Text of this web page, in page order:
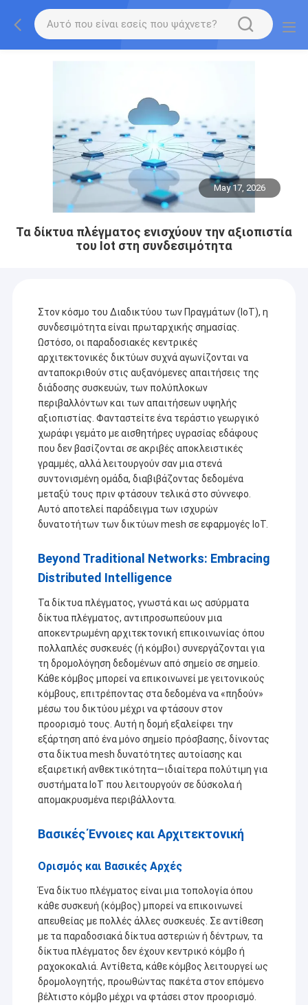
May 17, 2026
Τα δίκτυα πλέγματος ενισχύουν την αξιοπιστία
του Iot στη συνδεσιμότητα
Στον κόσμο του Διαδικτύου των Πραγμάτων (IoT), η
συνδεσιμότητα είναι πρωταρχικής σημασίας.
Ωστόσο, οι παραδοσιακές κεντρικές
αρχιτεκτονικές δικτύων συχνά αγωνίζονται να
ανταποκριθούν στις αυξανόμενες απαιτήσεις της
διάδοσης συσκευών, των πολύπλοκων
περιβαλλόντων και των απαιτήσεων υψηλής
αξιοπιστίας. Φανταστείτε ένα τεράστιο γεωργικό
χωράφι γεμάτο με αισθητήρες υγρασίας εδάφους
που δεν βασίζονται σε ακριβές αποκλειστικές
γραμμές, αλλά λειτουργούν σαν μια στενά
συντονισμένη ομάδα, διαβιβάζοντας δεδομένα
μεταξύ τους πριν φτάσουν τελικά στο σύννεφο.
Αυτό αποτελεί παράδειγμα των ισχυρών
δυνατοτήτων των δικτύων mesh σε εφαρμογές IoT.
Beyond Traditional Networks: Embracing
Distributed Intelligence
Τα δίκτυα πλέγματος, γνωστά και ως ασύρματα
δίκτυα πλέγματος, αντιπροσωπεύουν μια
αποκεντρωμένη αρχιτεκτονική επικοινωνίας όπου
πολλαπλές συσκευές (ή κόμβοι) συνεργάζονται για
τη δρομολόγηση δεδομένων από σημείο σε σημείο.
Κάθε κόμβος μπορεί να επικοινωνεί με γειτονικούς
κόμβους, επιτρέποντας στα δεδομένα να «πηδούν»
μέσω του δικτύου μέχρι να φτάσουν στον
προορισμό τους. Αυτή η δομή εξαλείφει την
εξάρτηση από ένα μόνο σημείο πρόσβασης, δίνοντας
στα δίκτυα mesh δυνατότητες αυτοίασης και
εξαιρετική ανθεκτικότητα—ιδιαίτερα πολύτιμη για
συστήματα IoT που λειτουργούν σε δύσκολα ή
απομακρυσμένα περιβάλλοντα.
Βασικές Έννοιες και Αρχιτεκτονική
Ορισμός και Βασικές Αρχές
Ένα δίκτυο πλέγματος είναι μια τοπολογία όπου
κάθε συσκευή (κόμβος) μπορεί να επικοινωνεί
απευθείας με πολλές άλλες συσκευές. Σε αντίθεση
με τα παραδοσιακά δίκτυα αστεριών ή δέντρων, τα
δίκτυα πλέγματος δεν έχουν κεντρικό κόμβο ή
ραχοκοκαλιά. Αντίθετα, κάθε κόμβος λειτουργεί ως
δρομολογητής, προωθώντας πακέτα στον επόμενο
βέλτιστο κόμβο μέχρι να φτάσει στον προορισμό.